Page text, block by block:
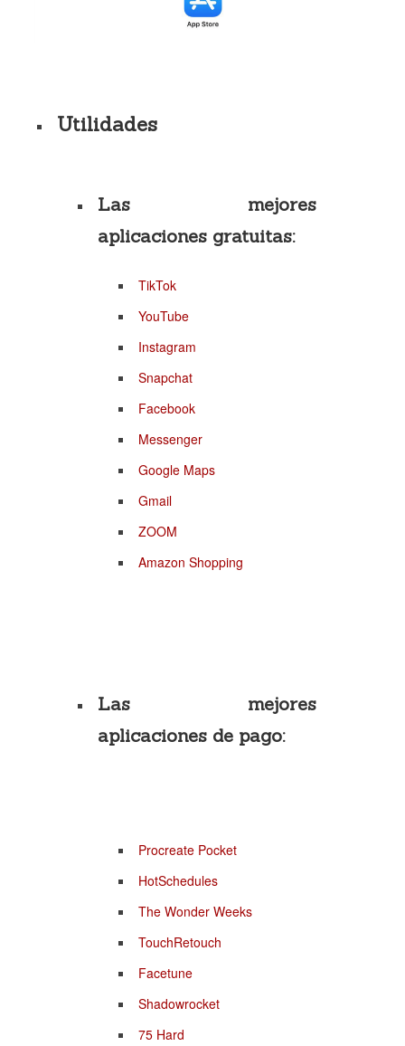
Utilidades
Las mejores
aplicaciones gratuitas:
TikTok
YouTube
Instagram
Snapchat
Facebook
Messenger
Google Maps
Gmail
ZOOM
Amazon Shopping
Las mejores
aplicaciones de pago:
Procreate Pocket
HotSchedules
The Wonder Weeks
TouchRetouch
Facetune
Shadowrocket
75 Hard